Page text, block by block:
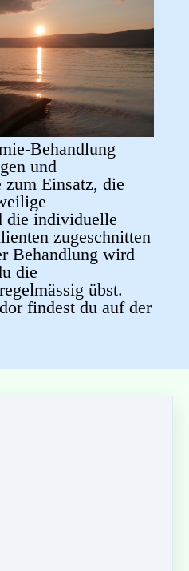
Behandlung
und
zum Einsatz, die
die individuelle
zugeschnitten
Behandlung wird
die
übst.
findest du auf der